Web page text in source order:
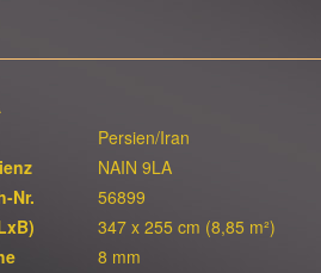
Persien/Iran
NAIN 9LA
Nr.
56899
347 x 255 cm (8,85 m²)
8 mm